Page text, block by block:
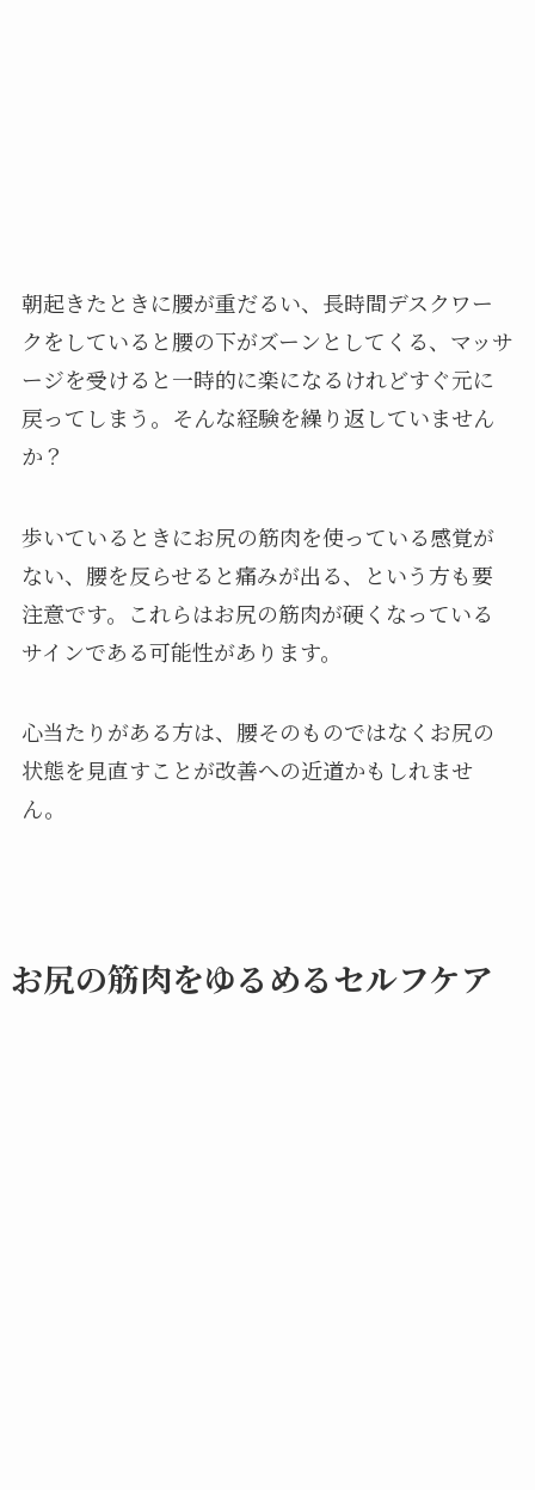
朝起きたときに腰が重だるい、長時間デスクワー
クをしていると腰の下がズーンとしてくる、マッサ
ージを受けると一時的に楽になるけれどすぐ元に
戻ってしまう。そんな経験を繰り返していません
か？
歩いているときにお尻の筋肉を使っている感覚が
ない、腰を反らせると痛みが出る、という方も要
注意です。これらはお尻の筋肉が硬くなっている
サインである可能性があります。
心当たりがある方は、腰そのものではなくお尻の
状態を見直すことが改善への近道かもしれませ
ん。
お尻の筋肉をゆるめるセルフケア